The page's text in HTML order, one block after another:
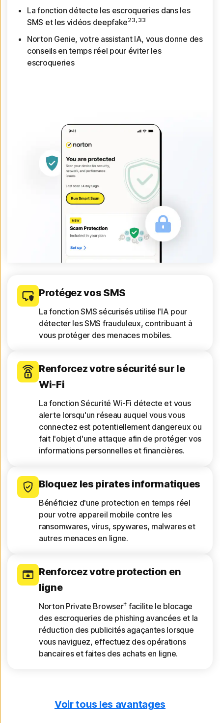
La fonction détecte les escroqueries dans les
SMS et les vidéos deepfake23, 33
Norton Genie, votre assistant IA, vous donne des
conseils en temps réel pour éviter les
escroqueries
Protégez vos SMS
La fonction SMS sécurisés utilise l'IA pour
détecter les SMS frauduleux, contribuant à
vous protéger des menaces mobiles.
Renforcez votre sécurité sur le
Wi-Fi
La fonction Sécurité Wi-Fi détecte et vous
alerte lorsqu'un réseau auquel vous vous
connectez est potentiellement dangereux ou
fait l'objet d'une attaque afin de protéger vos
informations personnelles et financières.
Bloquez les pirates informatiques
Bénéficiez d'une protection en temps réel
pour votre appareil mobile contre les
ransomwares, virus, spywares, malwares et
autres menaces en ligne.
Renforcez votre protection en
ligne
Norton Private Browser† facilite le blocage
des escroqueries de phishing avancées et la
réduction des publicités agaçantes lorsque
vous naviguez, effectuez des opérations
bancaires et faites des achats en ligne.
Recevez des rapports sur
Voir tous les avantages